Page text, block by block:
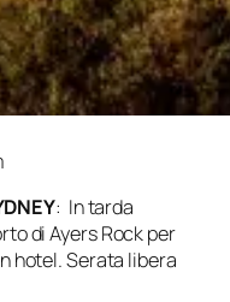
: In tarda
di Ayers Rock per
hotel. Serata libera